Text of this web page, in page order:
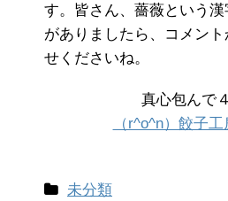
す。皆さん、薔薇という
がありましたら、コメン
せくださいね。
真心包んで
（r^o^n）餃子
未分類